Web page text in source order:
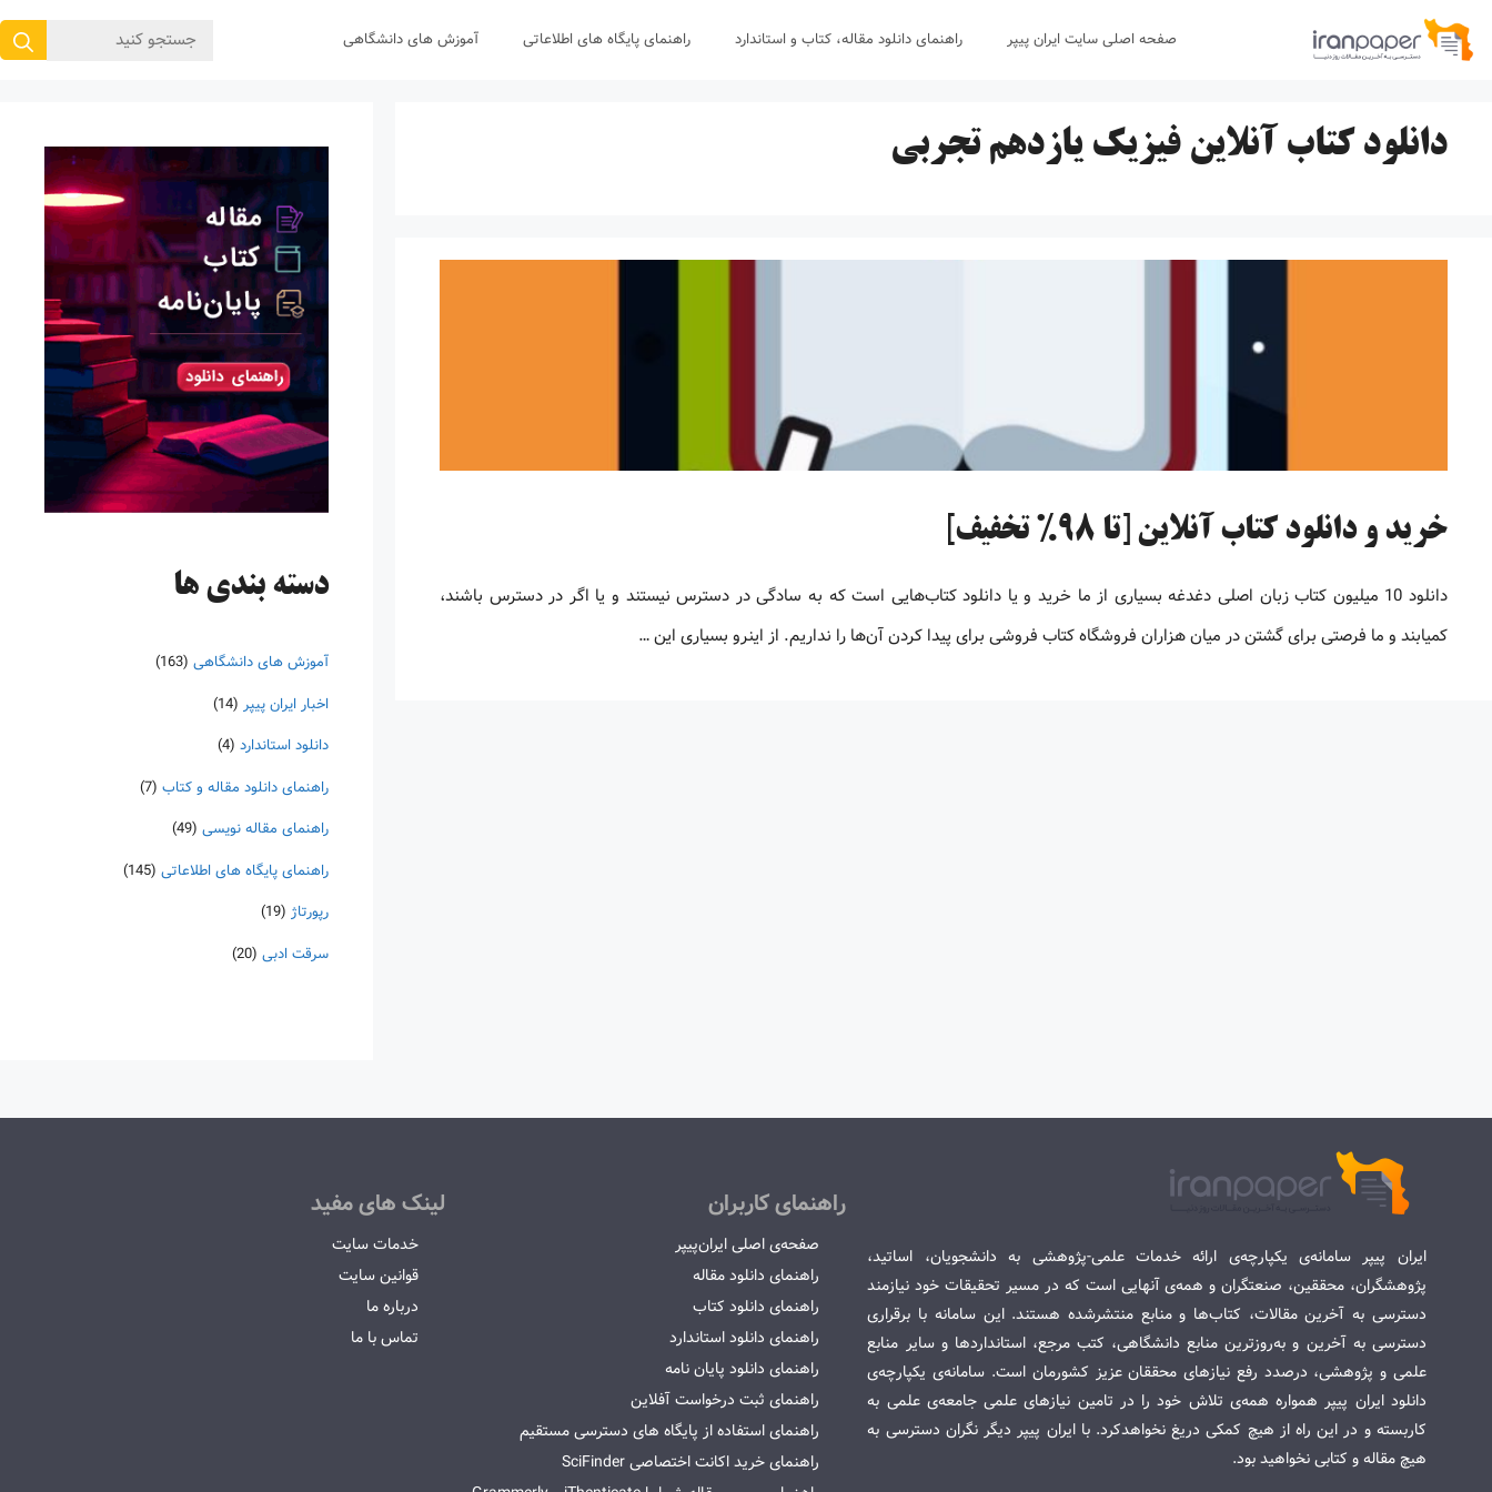
پرش
صفحه اصلی سایت ایران پیپر راهنمای دانلود مقاله، کتاب و استاندارد راهنمای پایگاه های اطلاعاتی آموزش های دانشگاهی
جستجوی
دانلود کتاب آنلاین فیزیک یازدهم تجربی
خرید و دانلود کتاب آنلاین [تا 98% تخفیف]
دانلود 10 میلیون کتاب زبان اصلی دغدغه بسیاری از ما خرید و یا دانلود کتاب‌هایی است که به سادگی در دسترس نیستند و یا اگر در دسترس باشند،
کمیابند و ما فرصتی برای گشتن در میان هزاران فروشگاه کتاب فروشی برای پیدا کردن آن‌ها را نداریم. از اینرو بسیاری این …
دسته‌ بندی ها
آموزش های دانشگاهی (163)
اخبار ایران پیپر (14)
دانلود استاندارد (4)
راهنمای دانلود مقاله و کتاب (7)
راهنمای مقاله نویسی (49)
راهنمای پایگاه های اطلاعاتی (145)
رپورتاژ (19)
سرقت ادبی (20)
ایران پیپر سامانه‌ی یکپارچه‌ی ارائه خدمات علمی-پژوهشی به دانشجویان، اساتید،
پژوهشگران، محققین، صنعتگران و همه‌ی آنهایی است که در مسیر تحقیقات خود نیازمند
دسترسی به آخرین مقالات، کتاب‌ها و منابع منتشرشده هستند. این سامانه با برقراری
دسترسی به آخرین و به‌روزترین منابع دانشگاهی، کتب مرجع، استانداردها و سایر منابع
علمی و پژوهشی، درصدد رفع نیازهای محققان عزیز کشورمان است. سامانه‌ی یکپارچه‌ی
دانلود ایران پیپر همواره همه‌ی تلاش خود را در تامین نیازهای علمی جامعه‌ی علمی به
کاربسته و در این راه از هیچ کمکی دریغ نخواهدکرد. با ایران پیپر دیگر نگران دسترسی به
هیچ مقاله و کتابی نخواهید بود.
راهنمای کاربران
صفحه‌ی اصلی ایران‌پیپر
راهنمای دانلود مقاله
راهنمای دانلود کتاب
راهنمای دانلود استاندارد
راهنمای دانلود پایان نامه
راهنمای ثبت درخواست آفلاین
راهنمای استفاده از پایگاه های دسترسی مستقیم
راهنمای خرید اکانت اختصاصی SciFinder
لینک های مفید
خدمات سایت
قوانین سایت
درباره ما
تماس با ما